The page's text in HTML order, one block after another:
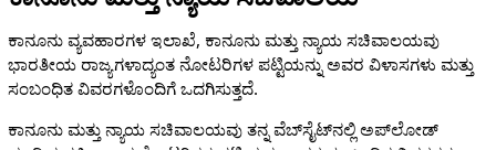
ಕಾನೂನು ವ್ಯವಹಾರಗಳ ಇಲಾಖೆ, ಕಾನೂನು ಮತ್ತು ನ್ಯಾಯ ಸಚಿವಾಲಯವು
ಭಾರತೀಯ ರಾಜ್ಯಗಳಾದ್ಯಂತ ನೋಟರಿಗಳ ಪಟ್ಟಿಯನ್ನು ಅವರ ವಿಳಾಸಗಳು ಮತ್ತು
ಸಂಬಂಧಿತ ವಿವರಗಳೊಂದಿಗೆ ಒದಗಿಸುತ್ತದೆ.
ಕಾನೂನು ಮತ್ತು ನ್ಯಾಯ ಸಚಿವಾಲಯವು ತನ್ನ ವೆಬ್‌ಸೈಟ್‌ನಲ್ಲಿ ಅಪ್‌ಲೋಡ್